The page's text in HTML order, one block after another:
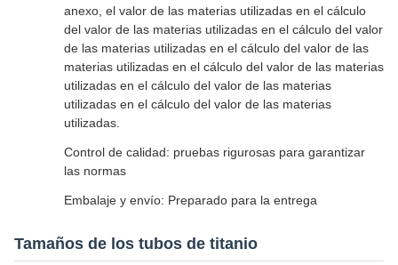
anexo, el valor de las materias utilizadas en el cálculo
del valor de las materias utilizadas en el cálculo del valor
de las materias utilizadas en el cálculo del valor de las
materias utilizadas en el cálculo del valor de las materias
utilizadas en el cálculo del valor de las materias
utilizadas en el cálculo del valor de las materias
utilizadas.
Control de calidad: pruebas rigurosas para garantizar
las normas
Embalaje y envío: Preparado para la entrega
Tamaños de los tubos de titanio